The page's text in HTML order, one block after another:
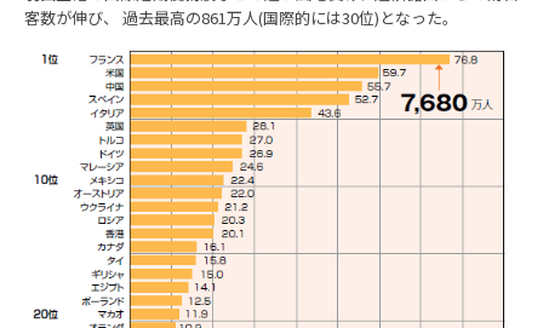
客数が伸び、 過去最高の861万人(国際的には30位)となった。